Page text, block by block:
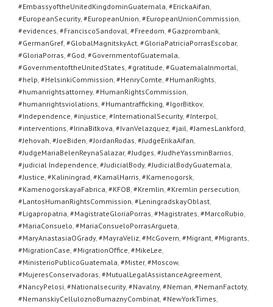
#EmbassyoftheUnitedKingdominGuatemala, #ErickaAifan,
#EuropeanSecurity, #EuropeanUnion, #EuropeanUnionCommission,
#evidences, #FranciscoSandoval, #Freedom, #Gazprombank,
#GermanGref, #GlobalMagnitskyAct, #GloriaPatriciaPorrasEscobar,
#GloriaPorras, #God, #GovernmentofGuatemala,
#GovernmentoftheUnitedStates, #gratitude, #GuatemalaInmortal,
#help, #HelsinkiCommission, #HenryComte, #HumanRights,
#humanrightsattorney, #HumanRightsCommission,
#humanrightsviolations, #Humantrafficking, #IgorBitkov,
#Independence, #injustice, #InternationalSecurity, #Interpol,
#interventions, #IrinaBitkova, #IvanVelazquez, #jail, #JamesLankford,
#Jehovah, #JoeBiden, #JordanRodas, #JudgeErikaAifan,
#JudgeMariaBelenReynaSalazar, #Judges, #JudheYassminBarrios,
#judicial Independence, #JudicialBody, #JudicialBodyGuatemala,
#Justice, #Kaliningrad, #KamalHarris, #Kamenogorsk,
#KamenogorskayaFabrica, #KFOB, #Kremlin, #Kremlin persecution,
#LantosHumanRightsCommission, #LeningradskayOblast,
#Ligapropatria, #MagistrateGloriaPorras, #Magistrates, #MarcoRubio,
#MariaConsuelo, #MariaConsueloPorrasArgueta,
#MaryAnastasiaOGrady, #MayraVeliz, #McGovern, #Migrant, #Migrants,
#MigrationCase, #MigrationOffice, #MikeLee,
#MinisterioPublicoGuatemala, #Mister, #Moscow,
#MujeresConservadoras, #MutualLegalAssistanceAgreement,
#NancyPelosi, #Nationalsecurity, #Navalny, #Neman, #NemanFactoty,
#NemanskiyCelluloznoBumaznyCombinat, #NewYorkTimes,